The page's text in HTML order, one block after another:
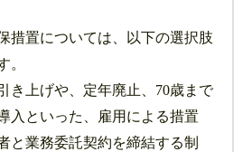
措置については、以下の選択肢
。
き上げや、定年廃止、70歳まで
入といった、雇用による措置
と業務委託契約を締結する制